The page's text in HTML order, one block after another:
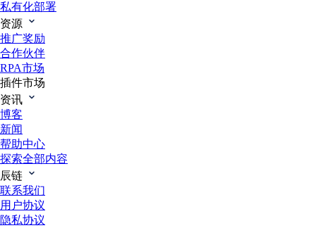
私有化部署
资源
推广奖励
合作伙伴
RPA市场
插件市场
资讯
博客
新闻
帮助中心
探索全部内容
辰链
联系我们
用户协议
隐私协议